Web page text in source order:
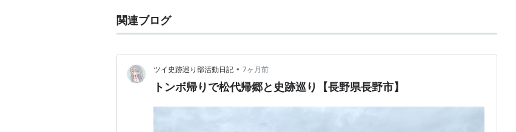
関連ブログ
ツイ史跡巡り部活動日記 • 7ヶ月前
トンボ帰りで松代帰郷と史跡巡り【長野県長野市】